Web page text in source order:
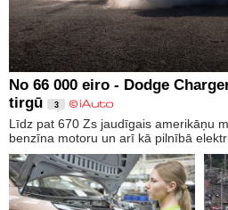
No 66 000 eiro - Dodge
tirgū
3
Līdz pat 670 Zs jaudīgais amerikāņu
benzīna motoru un arī kā pilnībā